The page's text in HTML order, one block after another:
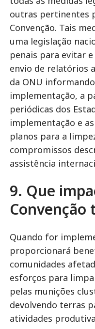
outras pertinentes
Convenção. Tais
uma legislação
penais para evitar
envio de relatórios
da ONU
implementação, a
periódicas dos
implementação e
planos para a
compromissos
assistência
9. Que
Convenção
Quando for
proporcionará
comunidades
esforços para
pelas munições
devolvendo terras
atividades